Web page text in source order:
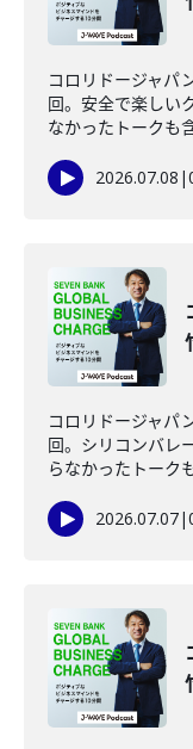
コロリドージャパ
回。安全で楽しい
なかったトークも
2026.07.08 |
コロリドージャパ
回。シリコンバレ
らなかったトーク
2026.07.07|